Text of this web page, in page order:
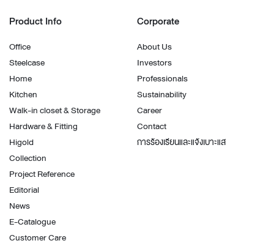
Product Info
Office
Steelcase
Home
Kitchen
Walk-in closet & Storage
Hardware & Fitting
Higold
Collection
Project Reference
Editorial
News
E-Catalogue
Customer Care
Corporate
About Us
Investors
Professionals
Sustainability
Career
Contact
การร้องเรียนและแจ้งเบาะแส